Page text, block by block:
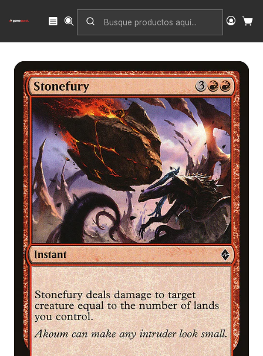
Inicio Singles
Battle for Zendikar
Stonefury | Inglés | EX | BFZ